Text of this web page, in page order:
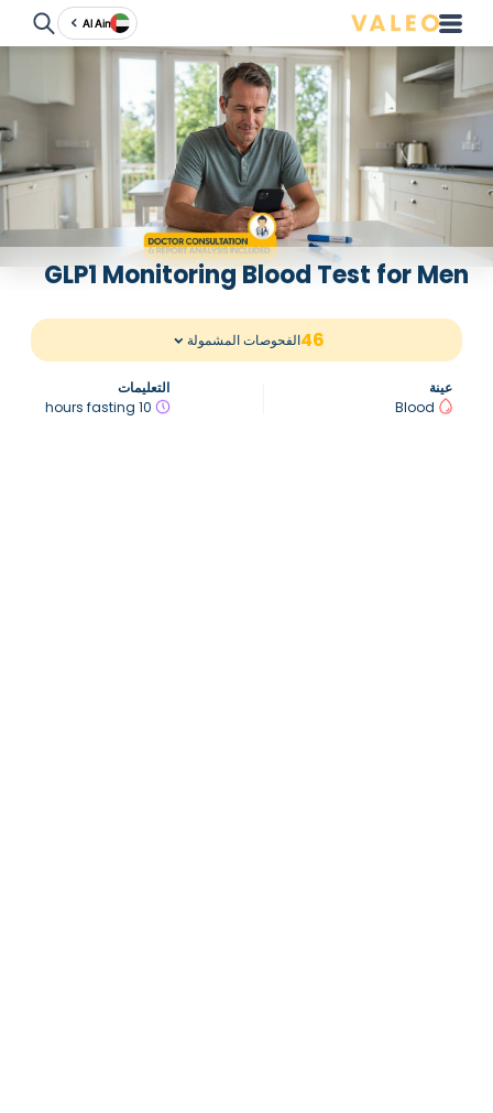
Al Ain
GLP1 Monitoring Blood Test for Men
46الفحوصات المشمولة
عينة
Blood
التعليمات
10 hours fasting